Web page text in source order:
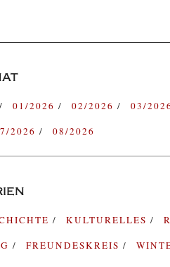
01/2026 02/2026 03/
2026 08/2026
KULTURELLES
FREUNDESKREIS